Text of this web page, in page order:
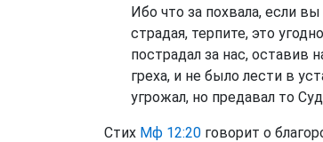
Ибо что за похвала, если
страдая, терпите, это
пострадал за нас, оставив
греха, и не было лести в
угрожал, но предавал то
Стих Мф 12:20 говорит о